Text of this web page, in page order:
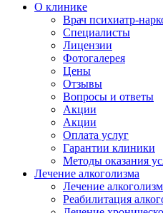
О клинике
Врач психиатр-
Специалисты
Лицензии
Фотогалерея
Цены
Отзывы
Вопросы и ответы
Акции
Акции
Оплата услуг
Гарантии клиники
Методы оказания
Лечение алкоголизма
Лечение
Реабилитация